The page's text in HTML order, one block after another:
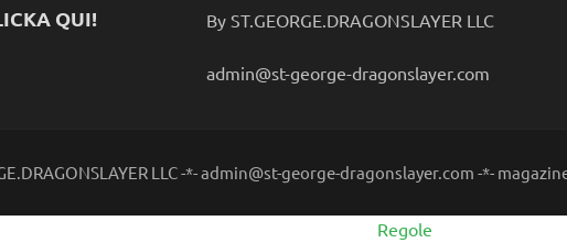
QUI! By ST.GEORGE.DRAGONSLAYER LLC
admin@st-george-dragonslayer.com
LLC -*- admin@st-george-dragonslayer.com -*-
Regole